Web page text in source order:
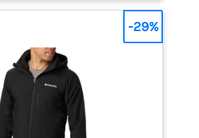
manches longues, avec des
velcro à l'ourlet des manches, pour
et à l'abri du vent. Veste softshell
en quatre couleurs, noir, gris, vert,
six tailles allant de S-3XL, ce qui
vos plus grandes exigences. Cette
convient pour les sports de plein
le camping, la pêche, la chasse, le
le voyage, les sports d'hiver et
vêtements de rue,
-29%